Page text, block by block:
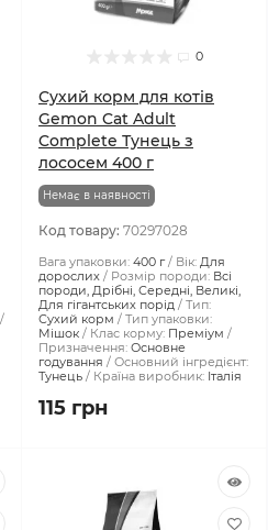
0
Сухий корм для котів
Gemon Cat Adult
Complete Тунeць з
лососем 400 г
Немає в наявності
Код товару: 70297028
Вага упаковки: 400 г Вік: Для
дорослих
Розмір породи: Всі
породи, Дрібні, Середні, Великі,
Для гігантських порід
Тип:
Сухий корм
Тип упаковки:
Мішок
Клас корму: Преміум
Призначення: Основне
годування
Основний інгредієнт:
Тунець
Країна виробник: Італія
115 грн